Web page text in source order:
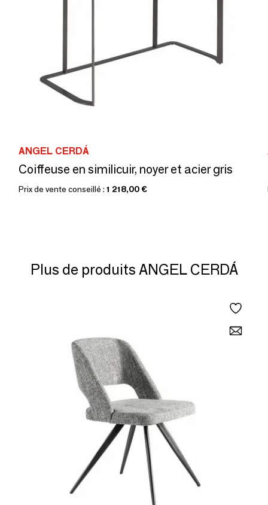
ANGEL CERDÁ
Coiffeuse en similicuir, noyer et acier gris
Prix de vente conseillé : 1 218,00 €
Plus de produits ANGEL CERDÁ